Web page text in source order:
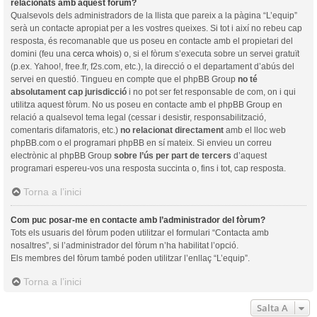
relacionats amb aquest fòrum?
Qualsevols dels administradors de la llista que pareix a la pàgina “L’equip”
serà un contacte apropiat per a les vostres queixes. Si tot i així no rebeu cap
resposta, és recomanable que us poseu en contacte amb el propietari del
domini (feu una cerca whois) o, si el fòrum s’executa sobre un servei gratuït
(p.ex. Yahoo!, free.fr, f2s.com, etc.), la direcció o el departament d’abús del
servei en questió. Tingueu en compte que el phpBB Group no té
absolutament cap jurisdicció i no pot ser fet responsable de com, on i qui
utilitza aquest fòrum. No us poseu en contacte amb el phpBB Group en
relació a qualsevol tema legal (cessar i desistir, responsabilització,
comentaris difamatoris, etc.) no relacionat directament amb el lloc web
phpBB.com o el programari phpBB en sí mateix. Si envieu un correu
electrònic al phpBB Group sobre l’ús per part de tercers d’aquest
programari espereu-vos una resposta succinta o, fins i tot, cap resposta.
Torna a l’inici
Com puc posar-me en contacte amb l’administrador del fòrum?
Tots els usuaris del fòrum poden utilitzar el formulari “Contacta amb
nosaltres”, si l’administrador del fòrum n’ha habilitat l’opció.
Els membres del fòrum també poden utilitzar l’enllaç “L’equip”.
Torna a l’inici
Salta A